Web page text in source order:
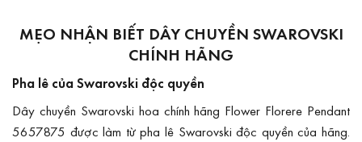
MẸO NHẬN BIẾT DÂY CHUYỀN SWAROVSKI
CHÍNH HÃNG
Pha lê của Swarovski độc quyền
Dây chuyền Swarovski hoa chính hãng Flower Florere Pendant
5657875 được làm từ pha lê Swarovski độc quyền của hãng.